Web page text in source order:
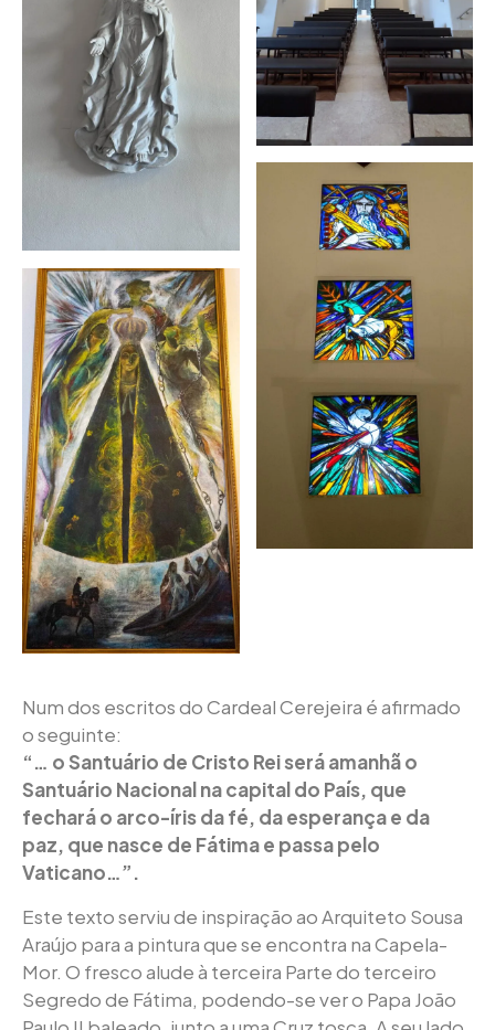
Num dos escritos do Cardeal Cerejeira é afirmado
o seguinte:
“… o Santuário de Cristo Rei será amanhã o
Santuário Nacional na capital do País, que
fechará o arco-íris da fé, da esperança e da
paz, que nasce de Fátima e passa pelo
Vaticano…”.
Este texto serviu de inspiração ao Arquiteto Sousa
Araújo para a pintura que se encontra na Capela-
Mor. O fresco alude à terceira Parte do terceiro
Segredo de Fátima, podendo-se ver o Papa João